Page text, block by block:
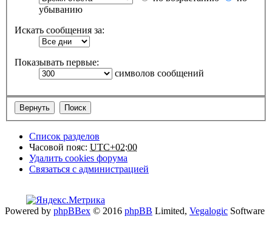
убыванию
Искать сообщения за:
Показывать первые:
символов сообщений
Список разделов
Часовой пояс: UTC+02:00
Удалить cookies форума
Связаться с администрацией
Powered by phpBBex © 2016 phpBB Limited, Vegalogic Software